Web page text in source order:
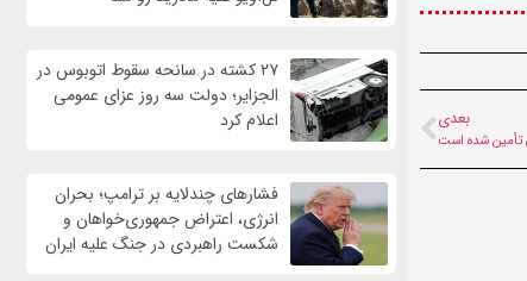
بعدی
۲۷ کشته در سانحه سقوط اتوبوس در
الجزایر؛ دولت سه روز عزای عمومی
اعلام کرد
فشارهای چندلایه بر ترامپ؛ بحران
انرژی، اعتراض جمهوری‌خواهان و
شکست راهبردی در جنگ علیه ایران